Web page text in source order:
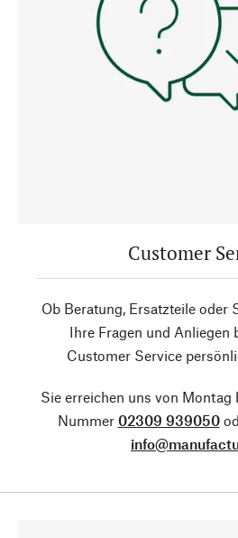
Customer
Ob Beratung, Ersatzteile oder
Ihre Fragen und Anliegen
Customer Service
Sie erreichen uns von Montag
Nummer 02309 939050